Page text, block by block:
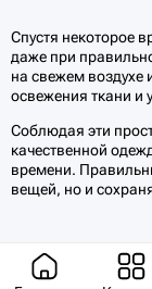
Спустя некоторое
даже при
на свежем воздухе
освежения ткани и
Соблюдая эти
качественной
времени.
вещей, но и